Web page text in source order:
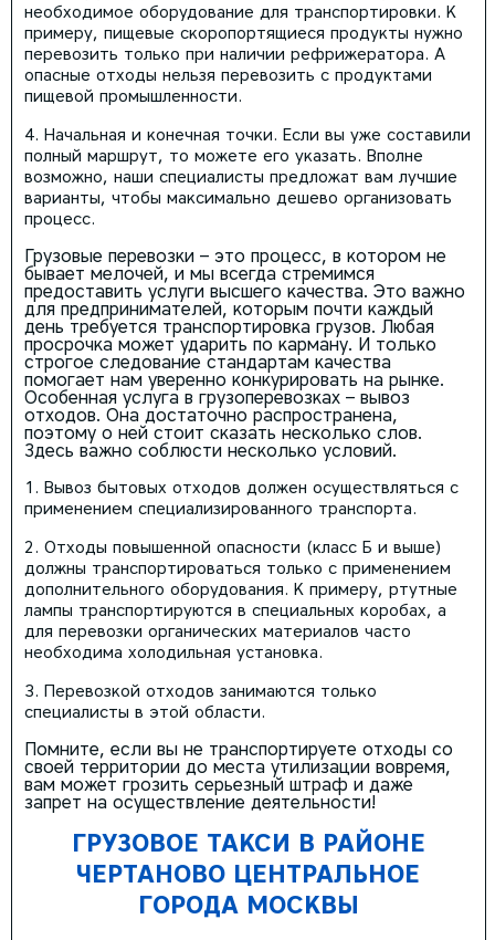
необходимое оборудование для транспортировки. К
примеру, пищевые скоропортящиеся продукты нужно
перевозить только при наличии рефрижератора. А
опасные отходы нельзя перевозить с продуктами
пищевой промышленности.
Начальная и конечная точки. Если вы уже составили
полный маршрут, то можете его указать. Вполне
возможно, наши специалисты предложат вам лучшие
варианты, чтобы максимально дешево организовать
процесс.
Грузовые перевозки – это процесс, в котором не
бывает мелочей, и мы всегда стремимся
предоставить услуги высшего качества. Это важно
для предпринимателей, которым почти каждый
день требуется транспортировка грузов. Любая
просрочка может ударить по карману. И только
строгое следование стандартам качества
помогает нам уверенно конкурировать на рынке.
Особенная услуга в грузоперевозках – вывоз
отходов. Она достаточно распространена,
поэтому о ней стоит сказать несколько слов.
Здесь важно соблюсти несколько условий.
Вывоз бытовых отходов должен осуществляться с
применением специализированного транспорта.
Отходы повышенной опасности (класс Б и выше)
должны транспортироваться только с применением
дополнительного оборудования. К примеру, ртутные
лампы транспортируются в специальных коробах, а
для перевозки органических материалов часто
необходима холодильная установка.
Перевозкой отходов занимаются только
специалисты в этой области.
Помните, если вы не транспортируете отходы со
своей территории до места утилизации вовремя,
вам может грозить серьезный штраф и даже
запрет на осуществление деятельности!
ГРУЗОВОЕ ТАКСИ В РАЙОНЕ
ЧЕРТАНОВО ЦЕНТРАЛЬНОЕ
ГОРОДА МОСКВЫ